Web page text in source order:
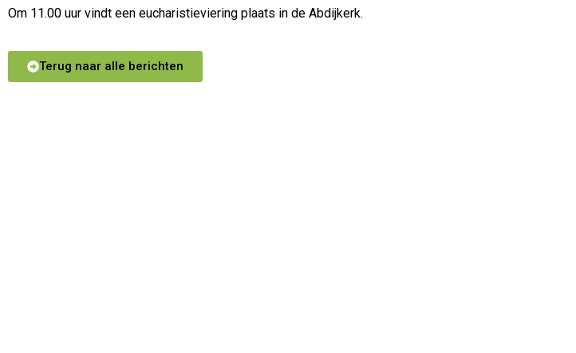
Om 11.00 uur vindt een eucharistieviering plaats in de Abdijkerk.
Terug naar alle berichten